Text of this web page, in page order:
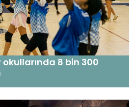
okullarında 8 bin 300